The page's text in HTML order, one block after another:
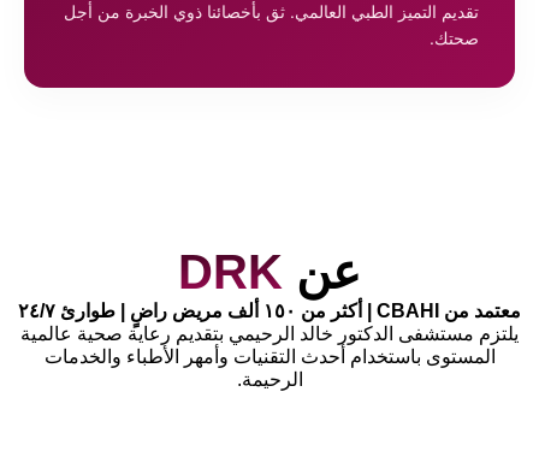
تقديم التميز الطبي العالمي. ثق بأخصائنا ذوي الخبرة من أجل
صحتك.
عن DRK
معتمد من CBAHI | أكثر من ١٥٠ ألف مريض راضٍ | طوارئ ٢٤/٧
يلتزم مستشفى الدكتور خالد الرحيمي بتقديم رعاية صحية عالمية
المستوى باستخدام أحدث التقنيات وأمهر الأطباء والخدمات
الرحيمة.